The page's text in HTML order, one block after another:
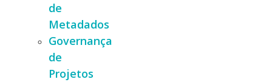
de
Metadados
Governança
de
Projetos